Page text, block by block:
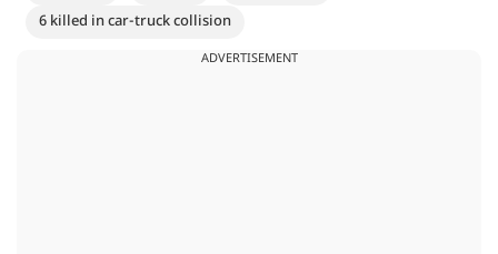
6 killed in car-truck collision
ADVERTISEMENT